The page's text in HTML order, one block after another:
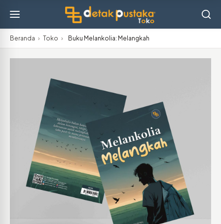
Beranda › Toko › Buku Melankolia: Melangkah